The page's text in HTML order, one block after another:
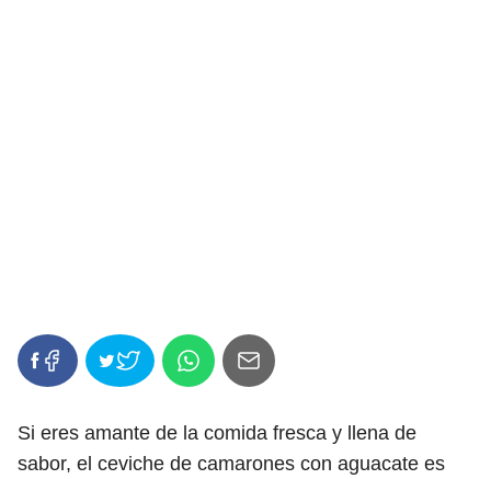
Si eres amante de la comida fresca y llena de
sabor, el ceviche de camarones con aguacate es